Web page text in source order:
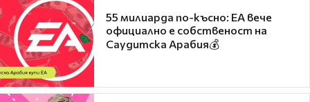
55 милиарда по-късно: EA вече
официално е собственост на
Саудитска Арабия💰